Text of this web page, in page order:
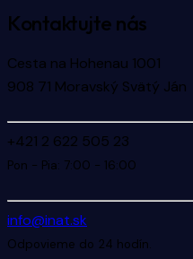
Kontaktujte nás
Cesta na Hohenau 1001
908 71 Moravský Svätý Ján
+421 2 622 505 23
Pon - Pia: 7:00 - 16:00
info@inat.sk
Odpovieme do 24 hodín.